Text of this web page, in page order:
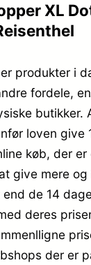
XL
produkter i
fordele,
butikker.
loven give
køb, der er
give mere
de 14
deres
der er